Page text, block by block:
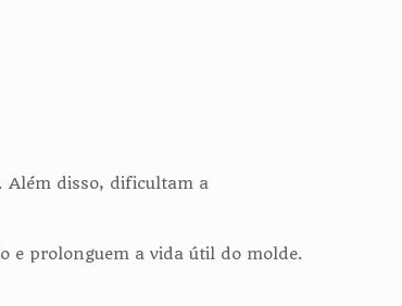
Além disso, dificultam a
e prolonguem a vida útil do molde.